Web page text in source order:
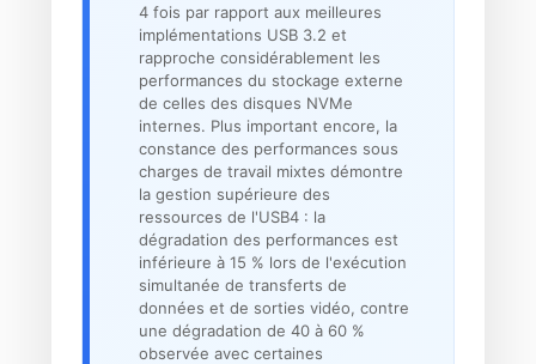
4 fois par rapport aux meilleures
implémentations USB 3.2 et
rapproche considérablement les
performances du stockage externe
de celles des disques NVMe
internes. Plus important encore, la
constance des performances sous
charges de travail mixtes démontre
la gestion supérieure des
ressources de l'USB4 : la
dégradation des performances est
inférieure à 15 % lors de l'exécution
simultanée de transferts de
données et de sorties vidéo, contre
une dégradation de 40 à 60 %
observée avec certaines